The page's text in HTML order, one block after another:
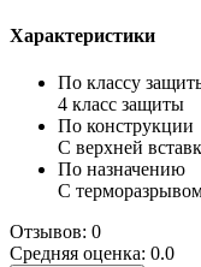
Характеристики
По классу
4 класс защиты
По конструкции
С верхней
По назначению
С
Отзывов: 0
Средняя оценка: 0.0